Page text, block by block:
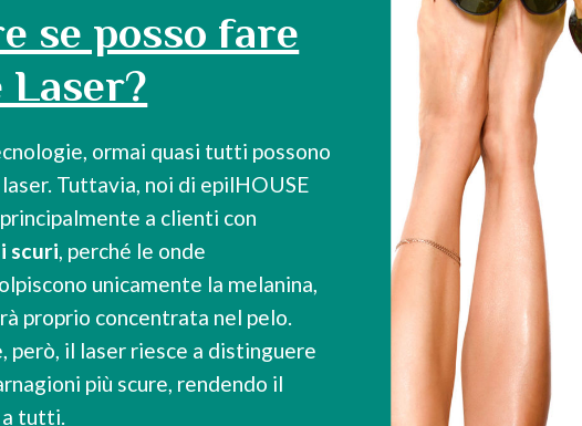
se posso fare
ormai quasi tutti possono
Tuttavia, noi di epilHOUSE
a clienti con
scuri, perché le onde
unicamente la melanina,
proprio concentrata nel pelo.
però, il laser riesce a distinguere
più scure, rendendo il
tutti.